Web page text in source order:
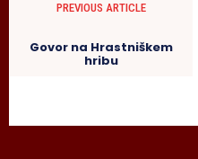
PREVIOUS ARTICLE
Govor na Hrastniškem
hribu